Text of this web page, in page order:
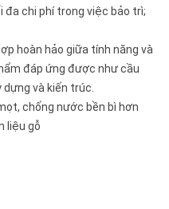
chi phí trong việc bảo trì;
hoàn hảo giữa tính năng và
đáp ứng được như cầu
và kiến trúc.
chống nước bền bì hơn
liệu gỗ